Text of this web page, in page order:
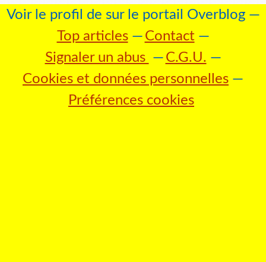
Voir le profil de sur le portail Overblog
Top articles
Contact
Signaler un abus
C.G.U.
Cookies et données personnelles
Préférences cookies